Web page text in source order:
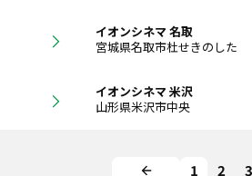
イオンシネマ 名取
宮城県名取市杜せきのした
イオンシネマ 米沢
山形県米沢市中央
1 2 3